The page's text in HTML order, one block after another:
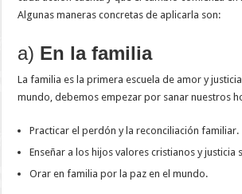
Algunas maneras concretas de aplicarla son:
a) En la familia
La familia es la primera escuela de amor y
mundo, debemos empezar por sanar nuestros
Practicar el perdón y la reconciliación familiar.
Enseñar a los hijos valores cristianos y justicia
Orar en familia por la paz en el mundo.